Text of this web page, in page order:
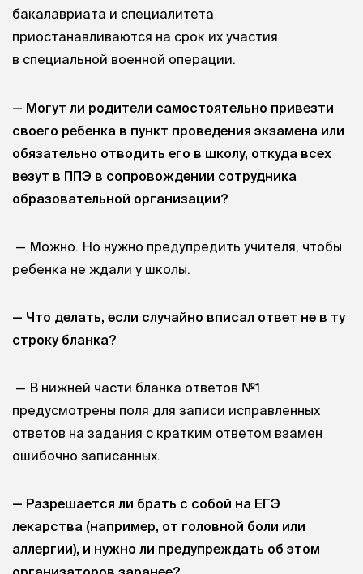
бакалавриата и специалитета
приостанавливаются на срок их участия
в специальной военной операции.
— Могут ли родители самостоятельно привезти
своего ребенка в пункт проведения экзамена или
обязательно отводить его в школу, откуда всех
везут в ППЭ в сопровождении сотрудника
образовательной организации?
— Можно. Но нужно предупредить учителя, чтобы
ребенка не ждали у школы.
— Что делать, если случайно вписал ответ не в ту
строку бланка?
— В нижней части бланка ответов №1
предусмотрены поля для записи исправленных
ответов на задания с кратким ответом взамен
ошибочно записанных.
— Разрешается ли брать с собой на ЕГЭ
лекарства (например, от головной боли или
аллергии), и нужно ли предупреждать об этом